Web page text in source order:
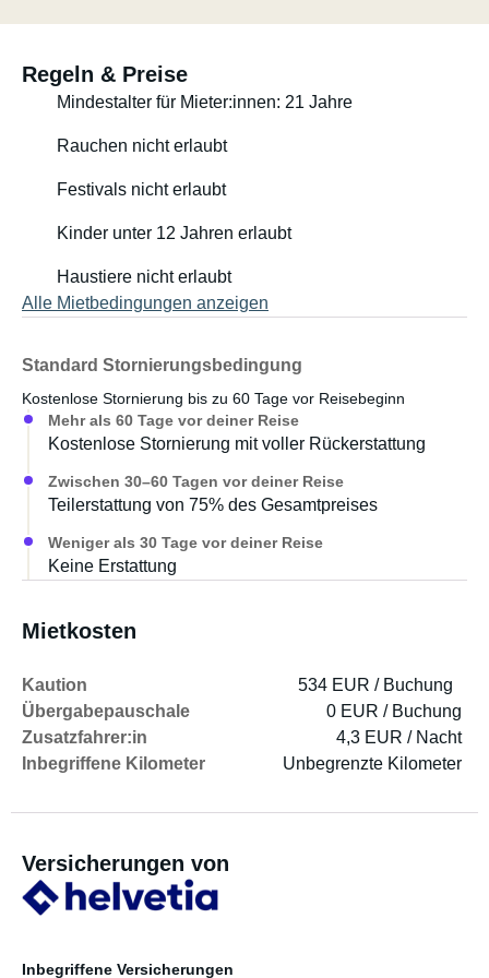
Dachzelt.
Samuel und Nadine Hoffmann
Regeln & Preise
Mindestalter für Mieter:innen: 21 Jahre
Rauchen nicht erlaubt
Festivals nicht erlaubt
Kinder unter 12 Jahren erlaubt
Haustiere nicht erlaubt
Alle Mietbedingungen anzeigen
Standard Stornierungsbedingung
Kostenlose Stornierung bis zu 60 Tage vor Reisebeginn
Mehr als 60 Tage vor deiner Reise
Kostenlose Stornierung mit voller Rückerstattung
Zwischen 30–60 Tagen vor deiner Reise
Teilerstattung von 75% des Gesamtpreises
Weniger als 30 Tage vor deiner Reise
Keine Erstattung
Mietkosten
Kaution
534 EUR / Buchung
Übergabepauschale
0 EUR / Buchung
Zusatzfahrer:in
4,3 EUR / Nacht
Inbegriffene Kilometer
Unbegrenzte Kilometer
Versicherungen von
Inbegriffene Versicherungen